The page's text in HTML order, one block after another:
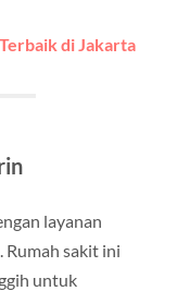
di Jakarta
layanan
sakit ini
untuk